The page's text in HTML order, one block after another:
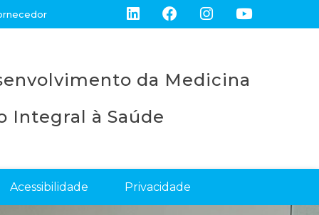
da Medicina
Integral à Saúde
Acessibilidade Privacidade